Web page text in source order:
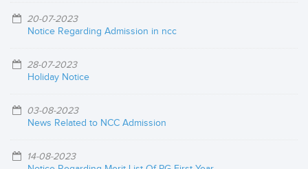
20-07-2023
Notice Regarding Admission in ncc
28-07-2023
Holiday Notice
03-08-2023
News Related to NCC Admission
14-08-2023